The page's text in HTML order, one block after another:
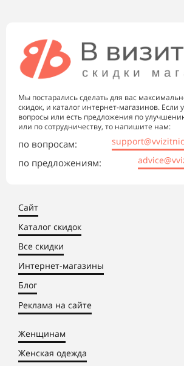
Мы постарались сделать для вас
скидок, и каталог интернет-магазинов. Если
вопросы или есть предложения по
или по сотрудничеству, то напишите нам:
по вопросам:
по предложениям:
Сайт
Каталог скидок
Все скидки
Интернет-магазины
Блог
Реклама на сайте
Женщинам
Женская одежда